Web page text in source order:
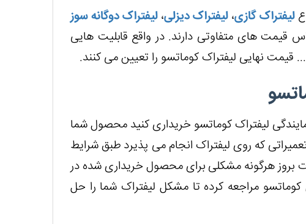
لیفتراک گازی،لیفتراک دیزلی،لیفتراک دوگانه سوز
قیمت های متفاوتی دارند. در واقع قابلیت هایی
نهایی لیفتراک کوماتسو را تعیین می کنند.
لیفتراک کوماتسو خریداری کنید محصول شما
که روی لیفتراک انجام می پذیرد طبق شرایط
هرگونه مشکلی برای محصول خریداری شده در
کوماتسو مراجعه کرده تا مشکل لیفتراک شما را حل